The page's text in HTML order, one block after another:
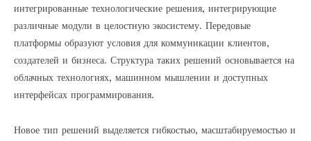
интегрированные технологические решения, интегрирующие
различные модули в целостную экосистему. Передовые
платформы образуют условия для коммуникации клиентов,
создателей и бизнеса. Структура таких решений основывается на
облачных технологиях, машинном мышлении и доступных
интерфейсах программирования.
Новое тип решений выделяется гибкостью, масштабируемостью и